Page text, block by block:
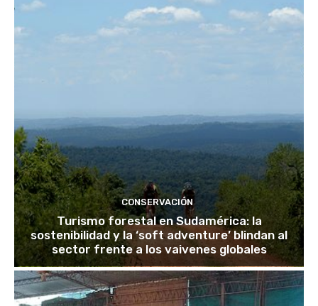
CONSERVACIÓN
Turismo forestal en Sudamérica: la
sostenibilidad y la ‘soft adventure’ blindan al
sector frente a los vaivenes globales